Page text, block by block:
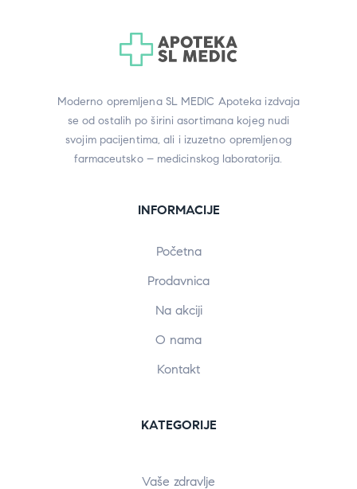
Moderno opremljena SL MEDIC Apoteka izdvaja
se od ostalih po širini asortimana kojeg nudi
svojim pacijentima, ali i izuzetno opremljenog
farmaceutsko – medicinskog laboratorija.
INFORMACIJE
Početna
Prodavnica
Na akciji
O nama
Kontakt
KATEGORIJE
Vaše zdravlje